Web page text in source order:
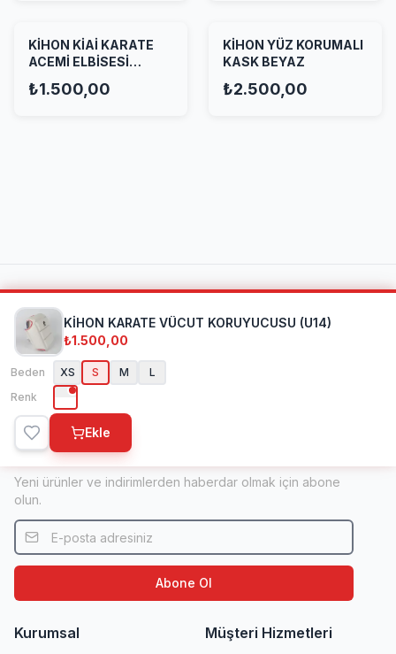
KİHON KİAİ KARATE
ACEMİ ELBİSESİ
₺1.500,00
KİHON YÜZ KORUMALI
KASK BEYAZ
₺2.500,00
KİHON KARATE VÜCUT KORUYUCUSU (U14)
₺1.500,00
Beden XS S M
L
Renk
Ekle
Kihon Spor
1998'den beri dövüş sanatları ve spor ekipmanlarında
Türkiye'nin öncü ve uluslararası markası.
Bülten
Yeni ürünler ve indirimlerden haberdar olmak için abone
olun.
Abone Ol
Kurumsal Müşteri Hizmetleri